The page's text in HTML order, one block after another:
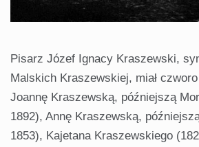
Pisarz Józef Ignacy Kraszewski,
Malskich Kraszewskiej, miał
Joannę Kraszewską, późniejszą
1892), Annę Kraszewską,
1853), Kajetana Kraszewskiego